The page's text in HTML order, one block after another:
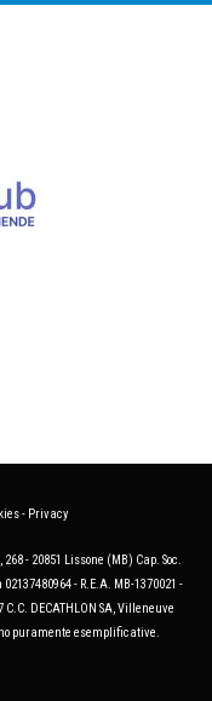
- Privacy
- 20851 Lissone (MB) Cap. Soc.
- R.E.A. MB-1370021 -
DECATHLON SA, Villeneuve
puramente esemplificative.